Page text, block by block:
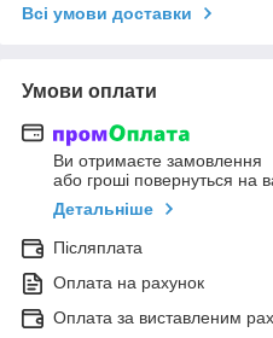
Всі умови доставки
Умови оплати
Ви отримаєте замовлення
або гроші повернуться на
Детальніше
Післяплата
Оплата на рахунок
Оплата за виставленим